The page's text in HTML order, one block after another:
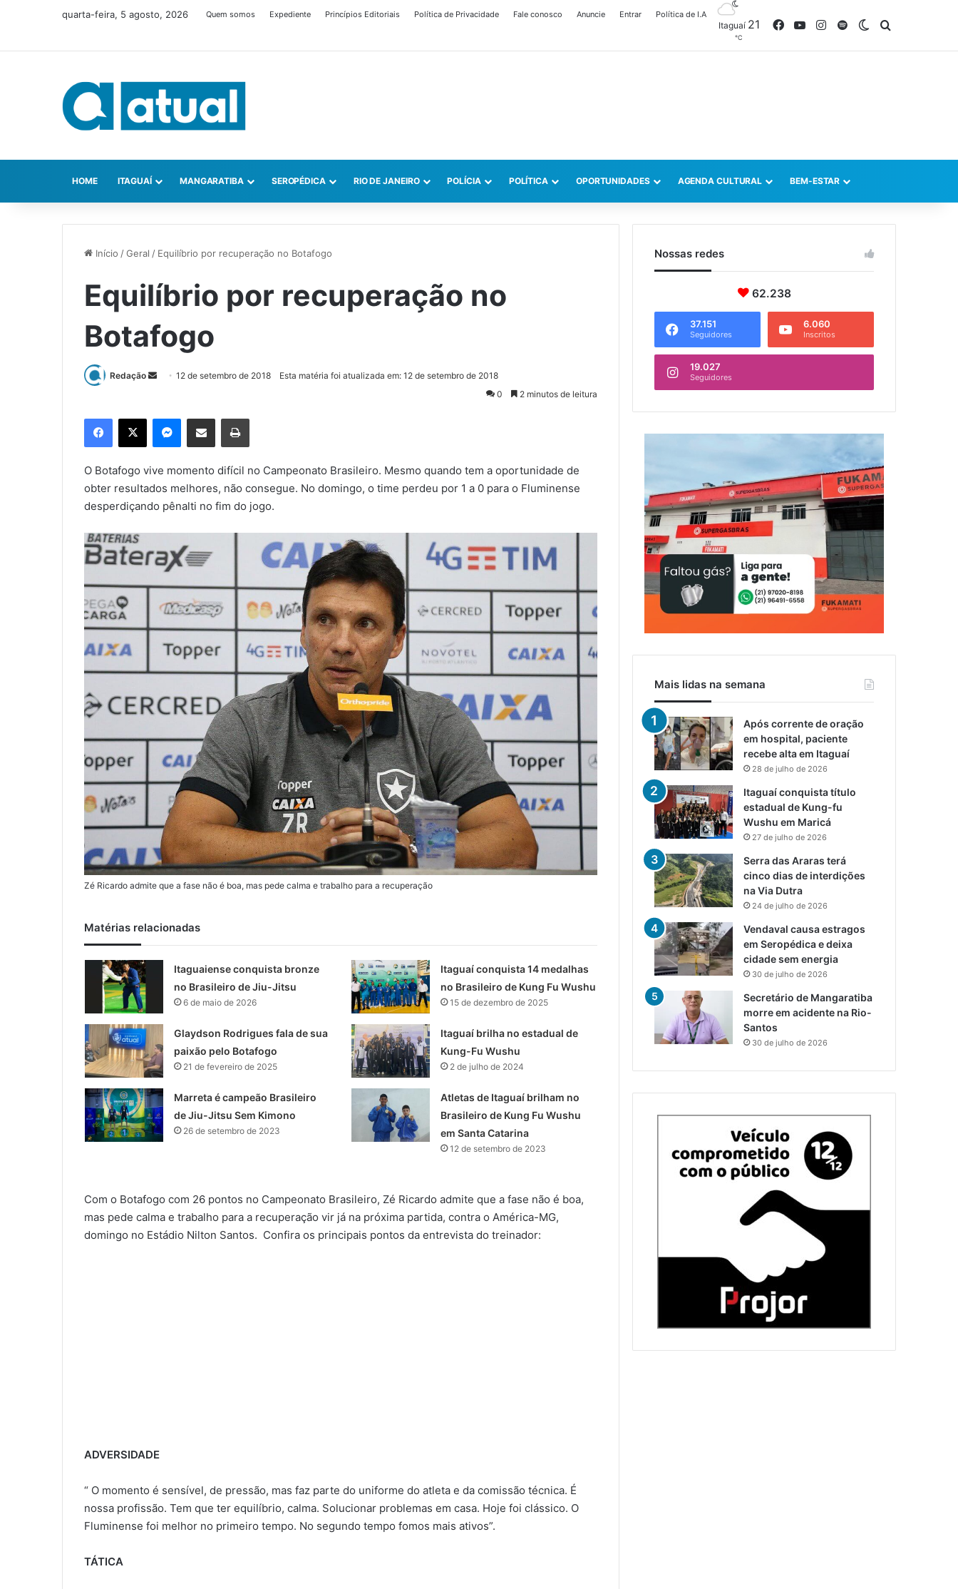
quarta-feira, 5 agosto, 2026 Quem somos Expediente Princípios Editoriais Política de Privacidade Fale conosco Anuncie Entrar Política de I.A
Itaguaí 21
℃
FacebookYouTubeInstagram
SpotifySwitch skin
HOME ITAGUAÍ MANGARATIBA SEROPÉDICA RIO DE JANEIRO POLÍCIA POLÍTICA OPORTUNIDADES AGENDA CULTURAL BEM-ESTAR
Início /Geral / Equilíbrio por recuperação no Botafogo
Equilíbrio por recuperação no
Botafogo
Redação
m
e
-
i
12 de setembro de 2018
Esta matéria foi atualizada em: 12 de setembro de 2018
0
2 minutos de leitura
O Botafogo vive momento difícil no Campeonato Brasileiro. Mesmo quando tem a oportunidade de
obter resultados melhores, não consegue. No domingo, o time perdeu por 1 a 0 para o Fluminense
desperdiçando pênalti no fim do jogo.
Zé Ricardo admite que a fase não é boa, mas pede calma e trabalho para a recuperação
Matérias relacionadas
Itaguaiense conquista bronze
no Brasileiro de Jiu-Jitsu
6 de maio de 2026
Itaguaí conquista 14 medalhas
no Brasileiro de Kung Fu Wushu
15 de dezembro de 2025
Glaydson Rodrigues fala de sua
paixão pelo Botafogo
21 de fevereiro de 2025
Itaguaí brilha no estadual de
Kung-Fu Wushu
2 de julho de 2024
Marreta é campeão Brasileiro
de Jiu-Jitsu Sem Kimono
26 de setembro de 2023
Atletas de Itaguaí brilham no
Brasileiro de Kung Fu Wushu
em Santa Catarina
12 de setembro de 2023
Com o Botafogo com 26 pontos no Campeonato Brasileiro, Zé Ricardo admite que a fase não é boa,
mas pede calma e trabalho para a recuperação vir já na próxima partida, contra o América-MG,
domingo no Estádio Nilton Santos. Confira os principais pontos da entrevista do treinador:
ADVERSIDADE
“ O momento é sensível, de pressão, mas faz parte do uniforme do atleta e da comissão técnica. É
nossa profissão. Tem que ter equilíbrio, calma. Solucionar problemas em casa. Hoje foi clássico. O
Fluminense foi melhor no primeiro tempo. No segundo tempo fomos mais ativos”.
TÁTICA
Nossas redes
62.238
37.151
Seguidores
6.060
Inscritos
19.027
Seguidores
Mais lidas na semana
Após corrente de oração
em hospital, paciente
recebe alta em Itaguaí
28 de julho de 2026
Itaguaí conquista título
estadual de Kung-fu
Wushu em Maricá
27 de julho de 2026
Serra das Araras terá
cinco dias de interdições
na Via Dutra
24 de julho de 2026
Vendaval causa estragos
em Seropédica e deixa
cidade sem energia
30 de julho de 2026
Secretário de Mangaratiba
morre em acidente na Rio-
Santos
30 de julho de 2026